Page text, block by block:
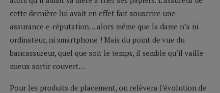
cette dernière lui avait en effet fait souscrire une
assurance e-réputation… alors même que la dame n’a ni
ordinateur, ni smartphone ! Mais du point de vue du
bancassureur, quel que soit le temps, il semble qu’il vaille
mieux sortir couvert…
Pour les produits de placement, on relèvera l’évolution de